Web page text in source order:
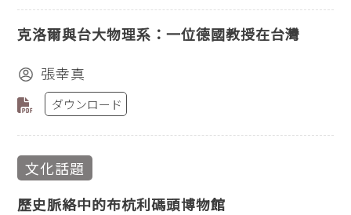
克洛爾與台大物理系：一位德國教授在台灣
張幸真
ダウンロード
文化話題
歷史脈絡中的布杭利碼頭博物館